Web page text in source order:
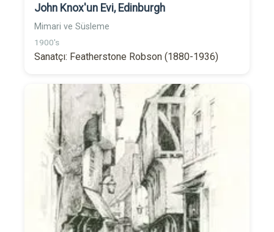
John Knox'un Evi, Edinburgh
Mimari ve Süsleme
1900's
Sanatçı: Featherstone Robson (1880-1936)